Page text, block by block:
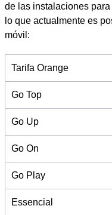
de las instalaciones
lo que actualmente es
móvil:
Tarifa Orange
Go Top
Go Up
Go On
Go Play
Essencial